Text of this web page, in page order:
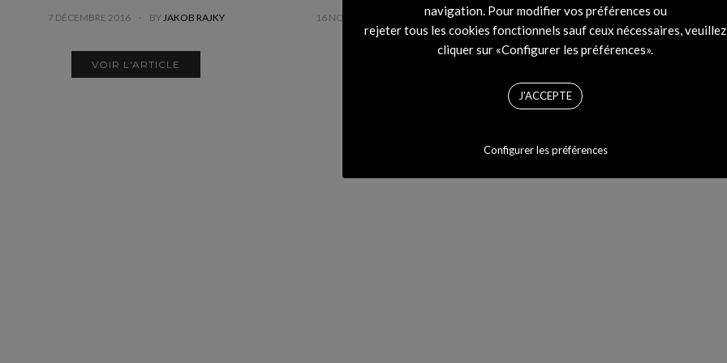
7 DÉCEMBRE 2016 BY JAKOB RAJKY
VOIR L'ARTICLE
16 NOVEMBRE 2016 BY JAKOB RAJKY
les albums
ne pas
Scratch
Rocky, Pone,
The Lemon
Leonard
navigation. Pour modifier vos préférences ou
rejeter tous les cookies fonctionnels sauf ceux nécessaires, veuillez
cliquer sur «Configurer les préférences».
J'ACCEPTE
Configurer les préférences